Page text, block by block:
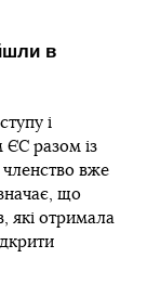
в
і
ЄС разом із
вже
що
які отримала